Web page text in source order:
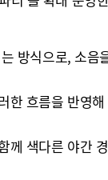
방식으로, 소
흐름을 반영
께 색다른 야간